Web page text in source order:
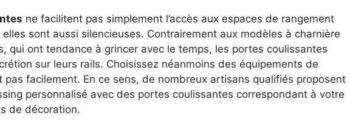
ne facilitent pas simplement l’accès aux espaces de rangement
sont aussi silencieuses. Contrairement aux modèles à charnière
qui ont tendance à grincer avec le temps, les portes coulissantes
sur leurs rails. Choisissez néanmoins des équipements de
pas facilement. En ce sens, de nombreux artisans qualifiés proposent
personnalisé avec des portes coulissantes correspondant à votre
de décoration.